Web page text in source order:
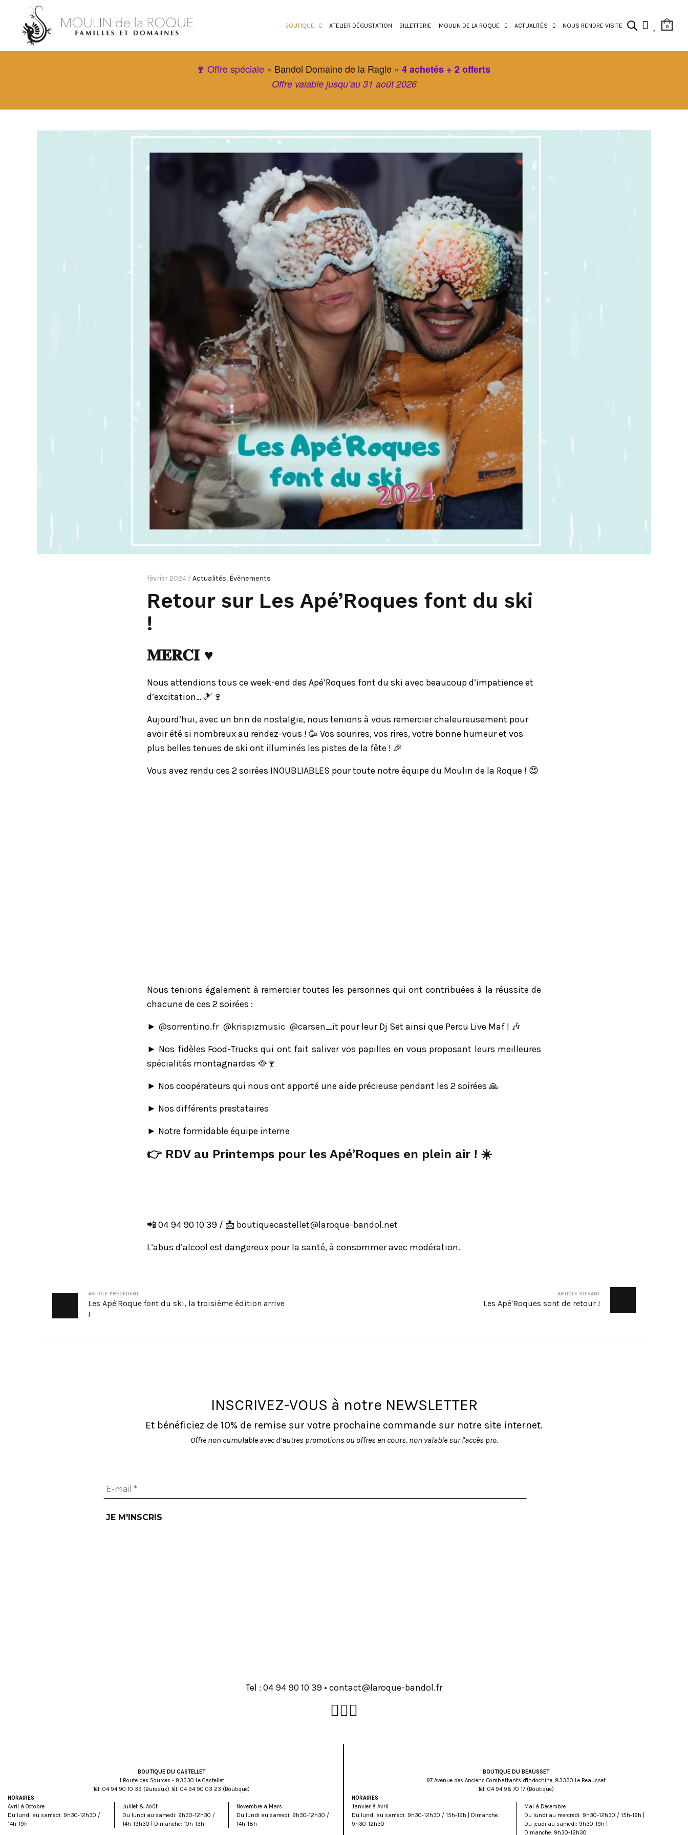
BOUTIQUE ATELIER DÉGUSTATION BILLETTERIE MOULIN DE LA ROQUE ACTUALITÉS NOUS RENDRE VISITE 0
🍷 Offre spéciale « Bandol Domaine de la Ragle» 4 achetés + 2 offerts
Offre valable jusqu’au 31 août 2026
février 2024 / Actualités, Évènements
Retour sur Les Apé’Roques font du ski
!
𝐌𝐄𝐑𝐂𝐈 ♥︎
Nous attendions tous ce week-end des Apé’Roques font du ski avec beaucoup d’impatience et
d’excitation… 🎿🍷
Aujourd’hui, avec un brin de nostalgie, nous tenions à vous remercier chaleureusement pour
avoir été si nombreux au rendez-vous ! 🥳 Vos sourires, vos rires, votre bonne humeur et vos
plus belles tenues de ski ont illuminés les pistes de la fête ! 🎉
Vous avez rendu ces 2 soirées INOUBLIABLES pour toute notre équipe du Moulin de la Roque ! 😍
Nous tenions également à remercier toutes les personnes qui ont contribuées à la réussite de
chacune de ces 2 soirées :
► @‌sorrentino.fr @krispizmusic @‌carsen_it pour leur Dj Set ainsi que Percu Live Maf ! 🎶
► Nos fidèles Food-Trucks qui ont fait saliver vos papilles en vous proposant leurs meilleures
spécialités montagnardes 🥘🍷
► Nos coopérateurs qui nous ont apporté une aide précieuse pendant les 2 soirées 🙏
► Nos différents prestataires
► Notre formidable équipe interne
👉 RDV au Printemps pour les Apé’Roques en plein air ! ☀️
📲 04 94 90 10 39 / 📩 ten.lodnab-euqoral@telletsaceuqituob
L’abus d’alcool est dangereux pour la santé, à consommer avec modération.
ARTICLE PRÉCÈDENT
Les Apé'Roque font du ski, la troisième édition arrive
!
ARTICLE SUIVANT
Les Apé'Roques sont de retour !
INSCRIVEZ-VOUS à notre NEWSLETTER
Et bénéficiez de 10% de remise sur votre prochaine commande sur notre site internet.
Offre non cumulable avec d’autres promotions ou offres en cours, non valable sur l'accès pro.
Tel : rf.lodnab-euqoral@tcatnoc
•
93 01 09 49 40
BOUTIQUE DU CASTELLET
1 Route des Sources - 83330 Le Castellet
Tél: 93 01 09 49 40 (Bureaux) Tél: 32 30 09 49 40 (Boutique)
HORAIRES
Avril à Octobre
Du lundi au samedi: 9h30-12h30 /
14h-19h
Juillet & Août
Du lundi au samedi: 9h30-12h30 /
14h-19h30 | Dimanche: 10h-13h
Novembre à Mars
Du lundi au samedi: 9h30-12h30 /
14h-18h
BOUTIQUE DU BEAUSSET
97 Avenue des Anciens Combattants d'Indochine, 83330 Le Beausset
Tél: 71 07 89 49 40 (Boutique)
HORAIRES
Janvier à Avril
Du lundi au samedi: 9h30-12h30 / 15h-19h | Dimanche:
9h30-12h30
Mai à Décembre
Du lundi au mercredi: 9h30-12h30 / 15h-19h |
Du jeudi au samedi: 9h30-19h |
Dimanche: 9h30-12h30